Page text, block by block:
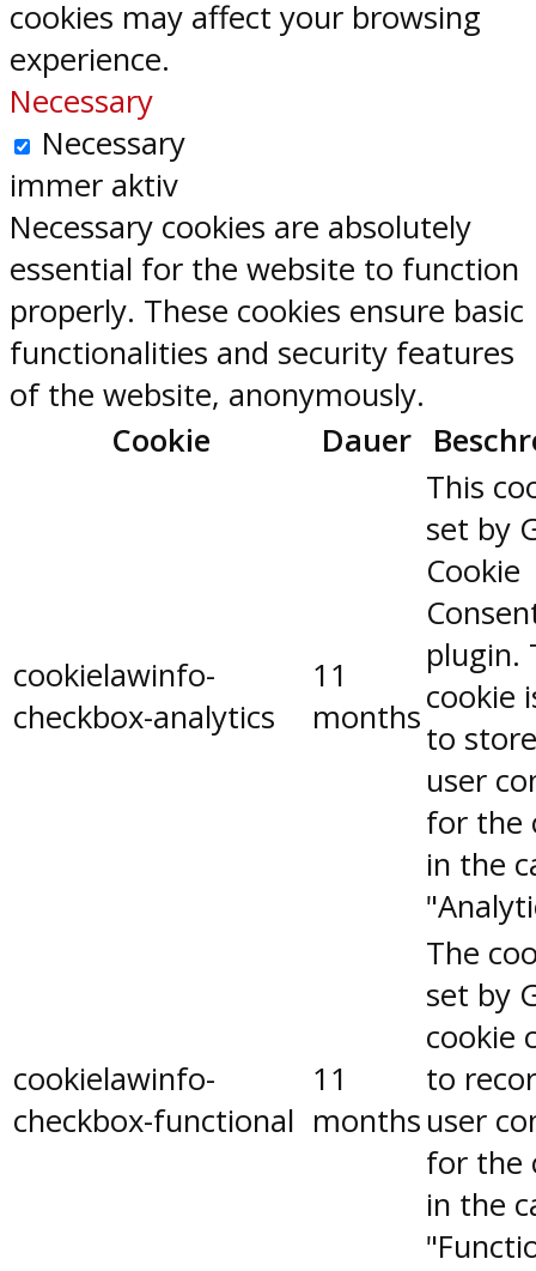
cookies may affect your browsing
experience.
Necessary
Necessary
immer aktiv
Necessary cookies are absolutely
essential for the website to function
properly. These cookies ensure basic
functionalities and security features
of the website, anonymously.
Cookie
Dauer
cookielawinfo-
checkbox-analytics
11
months
This
set by
Cookie
plugin.
cookie
to
user
for the
in the
cookielawinfo-
checkbox-functional
11
months
The
set by
cookie
to
user
for the
in the